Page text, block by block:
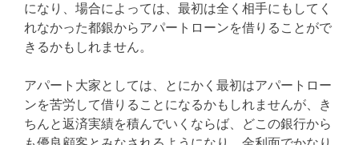
になり、場合によっては、最初は全く相手にもしてく
れなかった都銀からアパートローンを借りることがで
きるかもしれません。
アパート大家としては、とにかく最初はアパートロー
ンを苦労して借りることになるかもしれませんが、き
ちんと返済実績を積んでいくならば、どこの銀行から